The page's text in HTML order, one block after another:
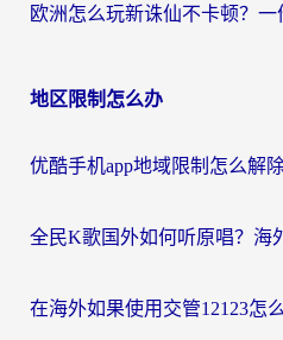
地区限制怎么办